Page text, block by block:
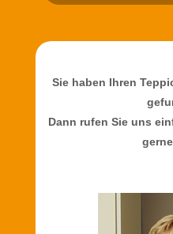
Sie haben Ihren
Dann rufen Sie uns